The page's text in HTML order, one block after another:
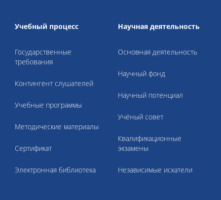
Учебный процесс
Государственные
требования
Контингент слушателей
Учебные программы
Методические материалы
Cертификат
Электронная библиотека
Научная деятельность
Основная деятельность
Научный фонд
Научный потенциал
Учёный совет
Квалификационные
экзамены
Независимые искатели